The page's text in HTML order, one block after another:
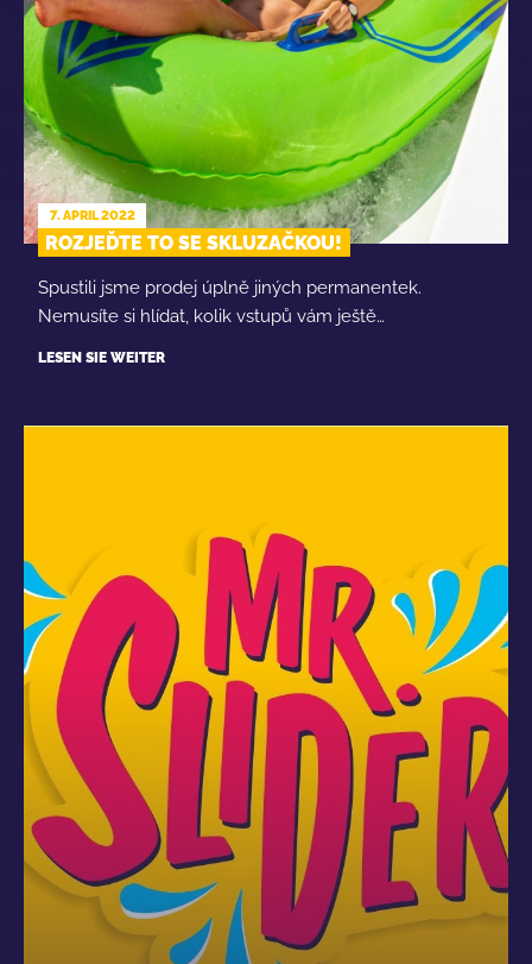
7. APRIL 2022
ROZJEĎTE TO SE SKLUZAČKOU!
Spustili jsme prodej úplně jiných permanentek.
Nemusíte si hlídat, kolik vstupů vám ještě…
LESEN SIE WEITER